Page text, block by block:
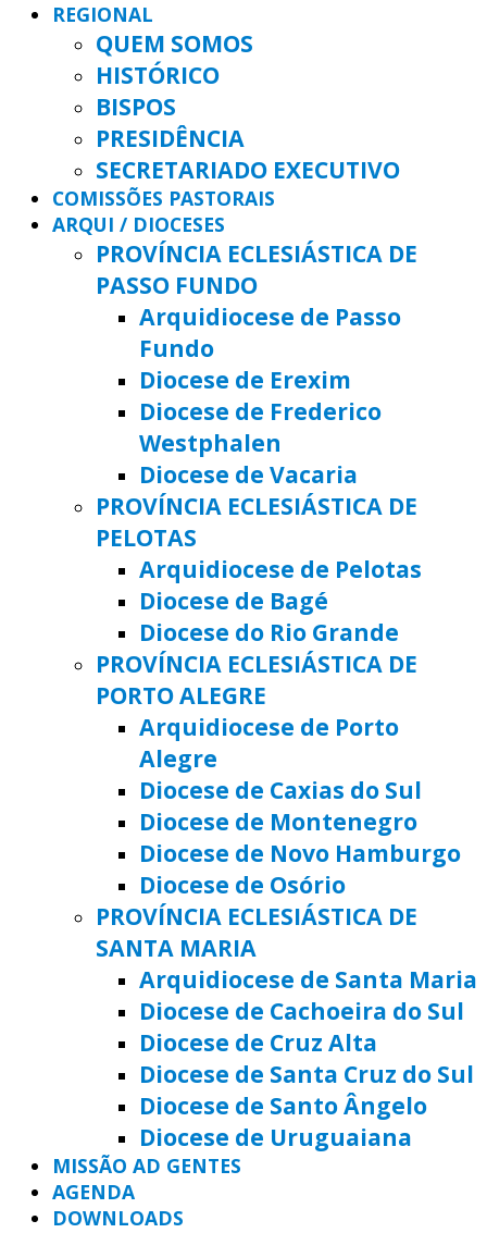
REGIONAL
QUEM SOMOS
HISTÓRICO
BISPOS
PRESIDÊNCIA
SECRETARIADO EXECUTIVO
COMISSÕES PASTORAIS
ARQUI / DIOCESES
PROVÍNCIA ECLESIÁSTICA DE
PASSO FUNDO
Arquidiocese de Passo
Fundo
Diocese de Erexim
Diocese de Frederico
Westphalen
Diocese de Vacaria
PROVÍNCIA ECLESIÁSTICA DE
PELOTAS
Arquidiocese de Pelotas
Diocese de Bagé
Diocese do Rio Grande
PROVÍNCIA ECLESIÁSTICA DE
PORTO ALEGRE
Arquidiocese de Porto
Alegre
Diocese de Caxias do Sul
Diocese de Montenegro
Diocese de Novo Hamburgo
Diocese de Osório
PROVÍNCIA ECLESIÁSTICA DE
SANTA MARIA
Arquidiocese de Santa Maria
Diocese de Cachoeira do Sul
Diocese de Cruz Alta
Diocese de Santa Cruz do Sul
Diocese de Santo Ângelo
Diocese de Uruguaiana
MISSÃO AD GENTES
AGENDA
DOWNLOADS